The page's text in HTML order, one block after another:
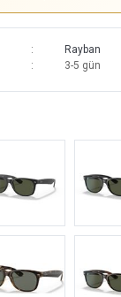
Rayban
3-5 gün